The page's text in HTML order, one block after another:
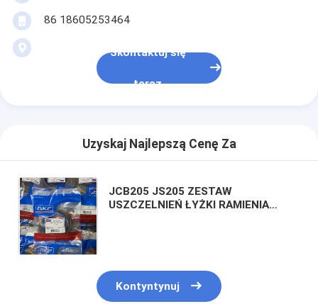
86 18605253464
Skontaktuj się
teraz
Uzyskaj Najlepszą Cenę Za
JCB205 JS205 ZESTAW
USZCZELNIEŃ ŁYŻKI RAMIENIA
Kontyntynuj